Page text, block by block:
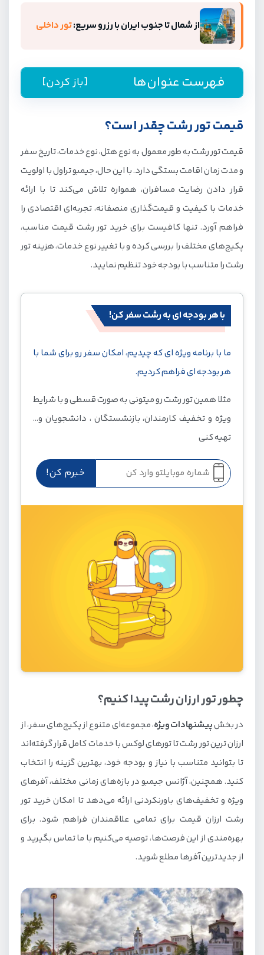
از شمال تا جنوب ایران با رزرو سریع:تور داخلی
فهرست عنوان‌ها [باز کردن]
قیمت تور رشت چقدر است؟
چطور تور ارزان رشت پیدا کنیم؟
تور رشت هوایی از کدام شهرها انجام میشود؟
رزرو اینترنتی تور هوایی رشت
تور رشت لحظه آخری مناسب چه کسانی است؟
تورهای ویژه رشت برای نوروز و تعطیلات
قیمت تور رشت چقدر است؟
قیمت تور رشت به طور معمول به نوع هتل، نوع خدمات، تاریخ سفر
و مدت زمان اقامت بستگی دارد. با این حال، جیمبو تراول با اولویت
قرار دادن رضایت مسافران، همواره تلاش می‌کند تا با ارائه
خدمات با کیفیت و قیمت‌گذاری منصفانه، تجربه‌ای اقتصادی را
فراهم آورد. تنها کافیست برای خرید تور رشت قیمت مناسب،
پکیج‌های مختلف را بررسی کرده و با تغییر نوع خدمات، هزینه تور
رشت را متناسب با بودجه خود تنظیم نمایید.
با هر بودجه ای به رشت سفر کن!
ما با برنامه ویژه ای که چیدیم، امکان سفر رو برای شما با
هر بودجه ای فراهم کردیم.
مثلا همین تور رشت رو میتونی به صورت قسطی و با شرایط
ویژه و تخفیف کارمندان، بازنشستگان ، دانشجویان و...
تهیه کنی
چطور تور ارزان رشت پیدا کنیم؟
در بخشپیشنهادات ویژه، مجموعه‌ای متنوع از پکیج‌های سفر، از
ارزان ترین تور رشت تا تورهای لوکس با خدمات کامل قرار گرفته‌اند
تا بتوانید متناسب با نیاز و بودجه خود، بهترین گزینه را انتخاب
کنید. همچنین، آژانس جیمبو در بازه‌های زمانی مختلف، آفرهای
ویژه و تخفیف‌های باورنکردنی ارائه می‌دهد تا امکان خرید تور
رشت ارزان قیمت برای تمامی علاقمندان فراهم شود. برای
بهره‌مندی از این فرصت‌ها، توصیه می‌کنیم با ما تماس بگیرید و
از جدیدترین آفرها مطلع شوید.